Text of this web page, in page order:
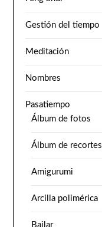
Gestión del tiempo
Meditación
Nombres
Pasatiempo
Álbum de fotos
Álbum de recortes
Amigurumi
Arcilla polimérica
Bailar